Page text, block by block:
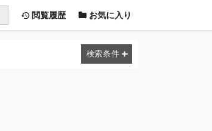
閲覧履歴 お気に入り